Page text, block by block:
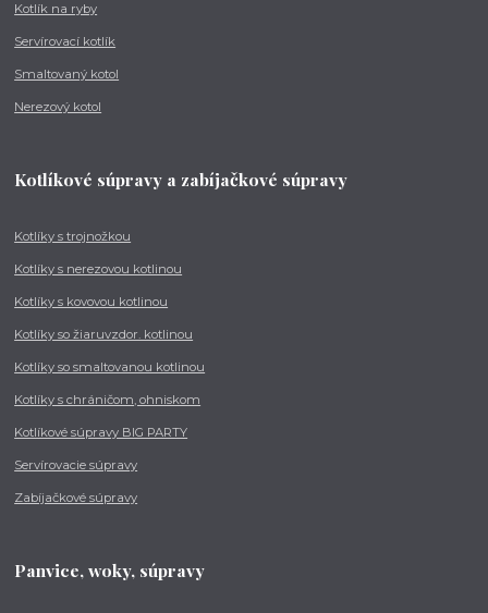
Kotlík na ryby
Servírovací kotlík
Smaltovaný kotol
Nerezový kotol
Kotlíkové súpravy a zabíjačkové súpravy
Kotlíky s trojnožkou
Kotlíky s nerezovou kotlinou
Kotlíky s kovovou kotlinou
Kotlíky so žiaruvzdor. kotlinou
Kotlíky so smaltovanou kotlinou
Kotlíky s chráničom, ohniskom
Kotlíkové súpravy BIG PARTY
Servírovacie súpravy
Zabíjačkové súpravy
Panvice, woky, súpravy